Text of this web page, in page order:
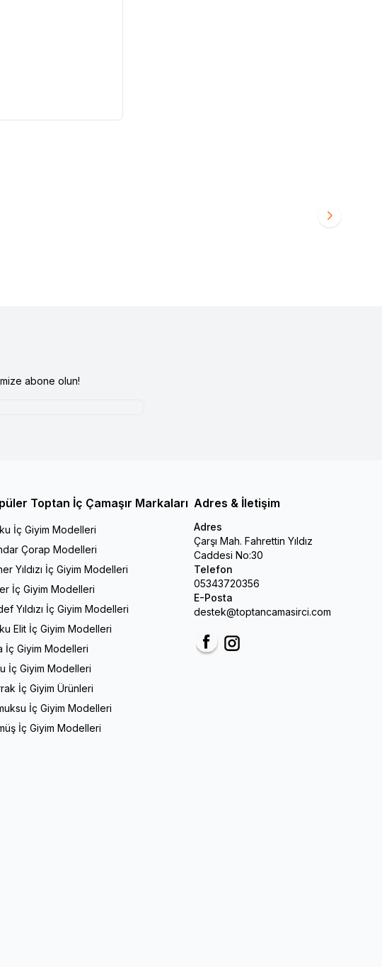
abone olun!
Toptan İç Çamaşır Markaları
İç Giyim Modelleri
Çorap Modelleri
Yıldızı İç Giyim Modelleri
İç Giyim Modelleri
Yıldızı İç Giyim Modelleri
Elit İç Giyim Modelleri
İç Giyim Modelleri
İç Giyim Modelleri
İç Giyim Ürünleri
İç Giyim Modelleri
İç Giyim Modelleri
Adres & İletişim
Adres
Çarşı Mah. Fahrettin Yıldız
Caddesi No:30
Telefon
05343720356
E-Posta
destek@toptancamasirci.com
FacebookInstagram